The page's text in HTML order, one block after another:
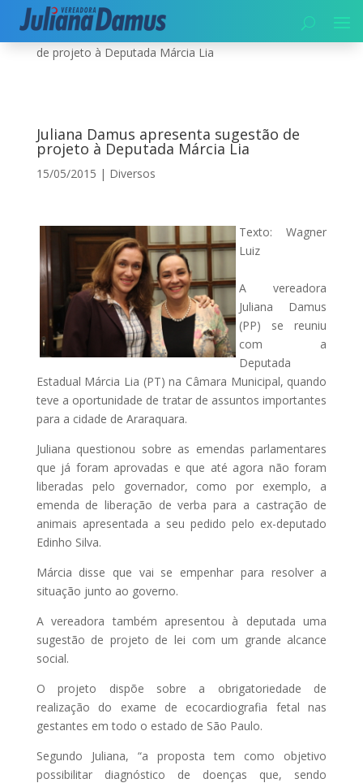
Início|Diversos|Juliana Damus apresenta sugestão
de projeto à Deputada Márcia Lia
Juliana Damus apresenta sugestão de
projeto à Deputada Márcia Lia
15/05/2015 | Diversos
Texto: Wagner
Luiz
A vereadora
Juliana Damus
(PP) se reuniu
com a
Deputada
Estadual Márcia Lia (PT) na Câmara Municipal, quando
teve a oportunidade de tratar de assuntos importantes
para a cidade de Araraquara.
Juliana questionou sobre as emendas parlamentares
que já foram aprovadas e que até agora não foram
liberadas pelo governador, como por exemplo, a
emenda de liberação de verba para a castração de
animais apresentada a seu pedido pelo ex-deputado
Edinho Silva.
Márcia disse que vai se empenhar para resolver a
situação junto ao governo.
A vereadora também apresentou à deputada uma
sugestão de projeto de lei com um grande alcance
social.
O projeto dispõe sobre a obrigatoriedade de
realização do exame de ecocardiografia fetal nas
gestantes em todo o estado de São Paulo.
Segundo Juliana, “a proposta tem como objetivo
possibilitar diagnóstico de doenças que, sendo